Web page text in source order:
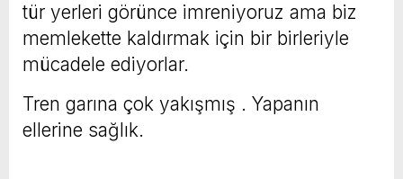
tür yerleri görünce imreniyoruz ama biz
memlekette kaldırmak için bir birleriyle
mücadele ediyorlar.
Tren garına çok yakışmış . Yapanın
ellerine sağlık.